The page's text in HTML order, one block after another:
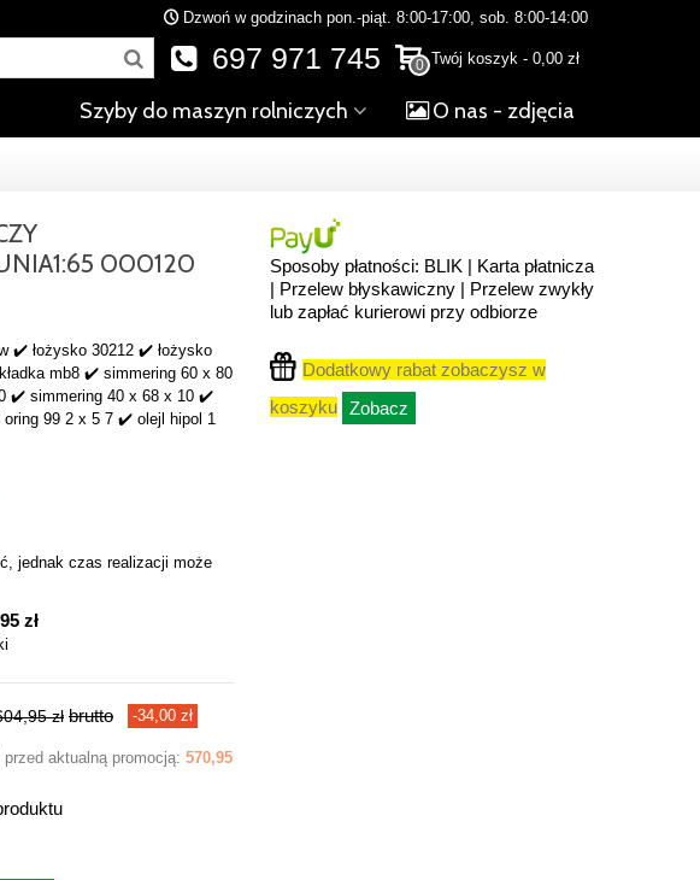
Dzwoń w godzinach pon.-piąt. 8:00-17:00, sob. 8:00-14:00
0 Twój koszyk - 0,00 zł
697 971 745
Szyby do maszyn rolniczych O nas - zdjęcia
000120
✔️ łożysko 30212 ✔️ łożysko
mb8 ✔️ simmering 60 x 80
✔️ simmering 40 x 68 x 10 ✔️
99 2 x 5 7 ✔️ olejl hipol 1
jednak czas realizacji może
zł
zł brutto -34,00 zł
aktualną promocją: 570,95
Sposoby płatności: BLIK | Karta płatnicza
| Przelew błyskawiczny | Przelew zwykły
lub zapłać kurierowi przy odbiorze
Dodatkowy rabat zobaczysz w
koszyku Zobacz